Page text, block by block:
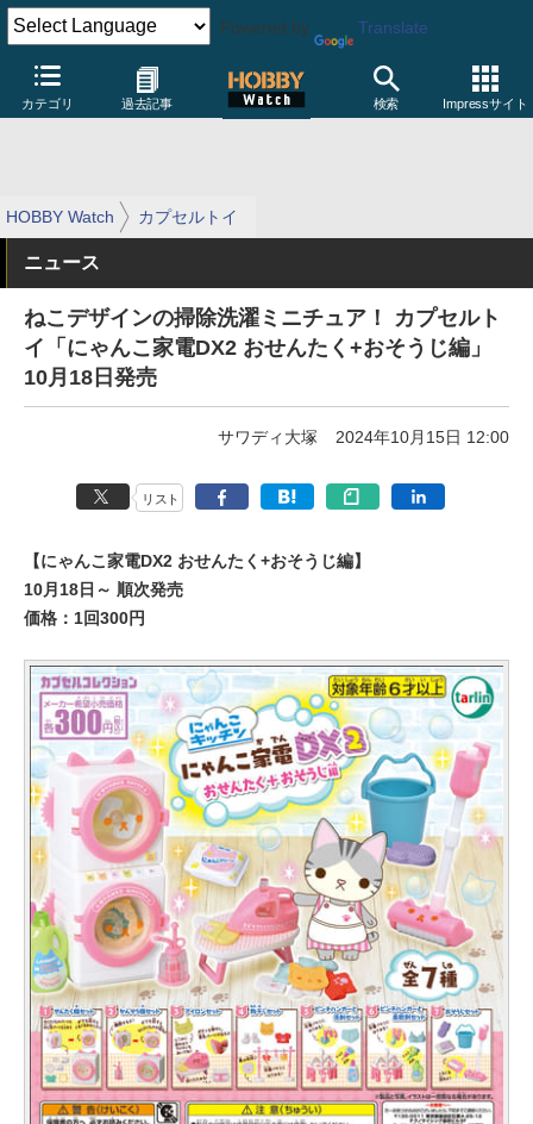
Powered by Translate
カテゴリ 過去記事 検索 Impressサイト
HOBBY Watch カプセルトイ
ニュース
ねこデザインの掃除洗濯ミニチュア！ カプセルト
イ「にゃんこ家電DX2 おせんたく+おそうじ編」
10月18日発売
サワディ大塚 2024年10月15日 12:00
リスト
【にゃんこ家電DX2 おせんたく+おそうじ編】
10月18日～ 順次発売
価格：1回300円